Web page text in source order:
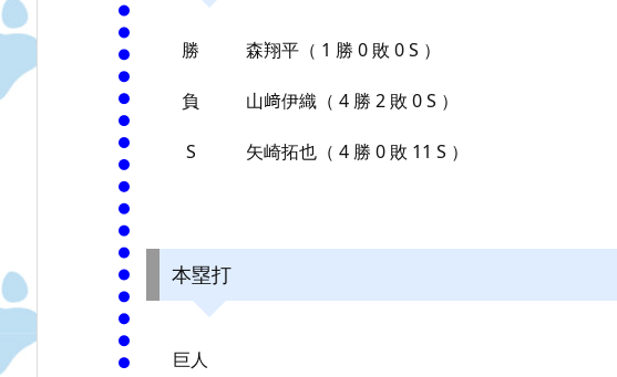
勝 森翔平（ 1 勝 0 敗 0 S ）
負 山﨑伊織（ 4 勝 2 敗 0 S ）
S 矢崎拓也（ 4 勝 0 敗 11 S ）
本塁打
巨人